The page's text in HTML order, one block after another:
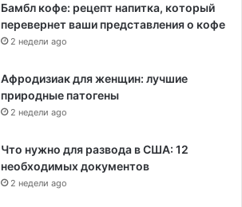
Бамбл кофе: рецепт напитка, который
перевернет ваши представления о кофе
2 недели ago
Афродизиак для женщин: лучшие
природные патогены
2 недели ago
Что нужно для развода в США: 12
необходимых документов
2 недели ago